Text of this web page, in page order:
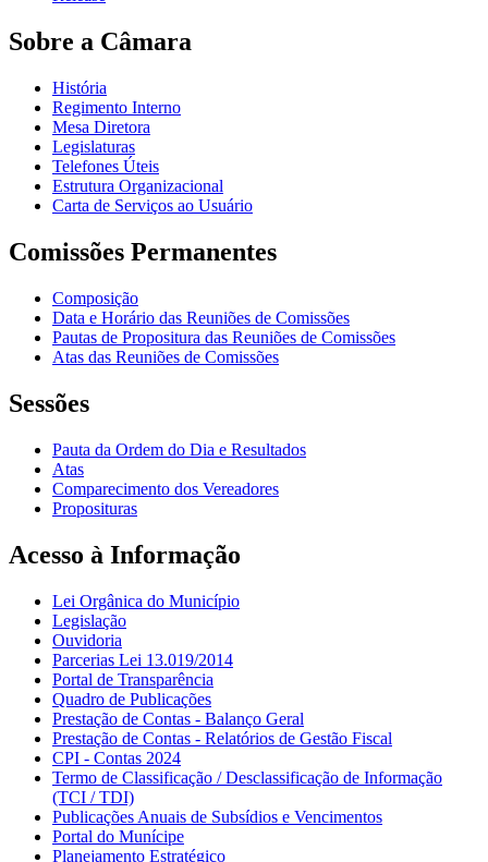
Sobre a Câmara
História
Regimento Interno
Mesa Diretora
Legislaturas
Telefones Úteis
Estrutura Organizacional
Carta de Serviços ao Usuário
Comissões Permanentes
Composição
Data e Horário das Reuniões de Comissões
Pautas de Propositura das Reuniões de Comissões
Atas das Reuniões de Comissões
Sessões
Pauta da Ordem do Dia e Resultados
Atas
Comparecimento dos Vereadores
Proposituras
Acesso à Informação
Lei Orgânica do Município
Legislação
Ouvidoria
Parcerias Lei 13.019/2014
Portal de Transparência
Quadro de Publicações
Prestação de Contas - Balanço Geral
Prestação de Contas - Relatórios de Gestão Fiscal
CPI - Contas 2024
Termo de Classificação / Desclassificação de Informação
(TCI / TDI)
Publicações Anuais de Subsídios e Vencimentos
Portal do Munícipe
Planejamento Estratégico